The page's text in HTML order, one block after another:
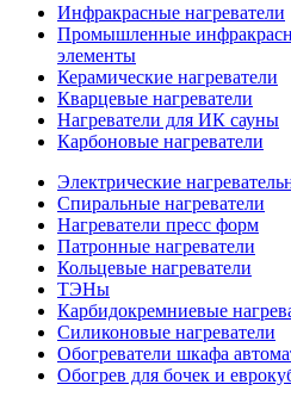
Инфракрасные нагреватели
Промышленные
элементы
Керамические нагреватели
Кварцевые нагреватели
Нагреватели для ИК сауны
Карбоновые нагреватели
Электрические
Спиральные нагреватели
Нагреватели пресс форм
Патронные нагреватели
Кольцевые нагреватели
ТЭНы
Карбидокремниевые
Силиконовые нагреватели
Обогреватели шкафа
Обогрев для бочек и